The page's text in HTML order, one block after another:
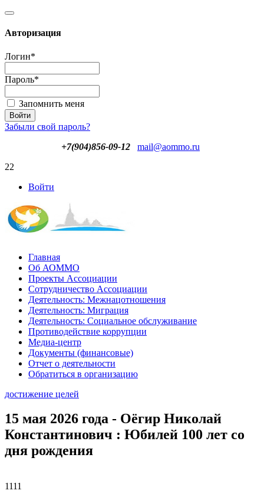
Авторизация
Логин*
Пароль*
Запомнить меня
Забыли свой пароль?
+7(904)856-09-12
mail@aommo.ru
22
Войти
Главная
Об АОММО
Проекты Ассоциации
Сотрудничество Ассоциации
Деятельность: Межнацотношения
Деятельность: Миграция
Деятельность: Социальное обслуживание
Противодействие коррупции
Медиа-центр
Документы (финансовые)
Отчет о деятельности
Обратиться в организацию
достижение целей
15 мая 2026 года - Оёгир Николай
Константинович : Юбилей 100 лет со
дня рождения
1111